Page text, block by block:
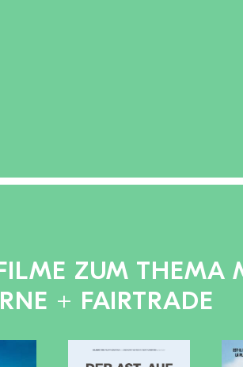
ZUM THEMA
+ FAIRTRADE